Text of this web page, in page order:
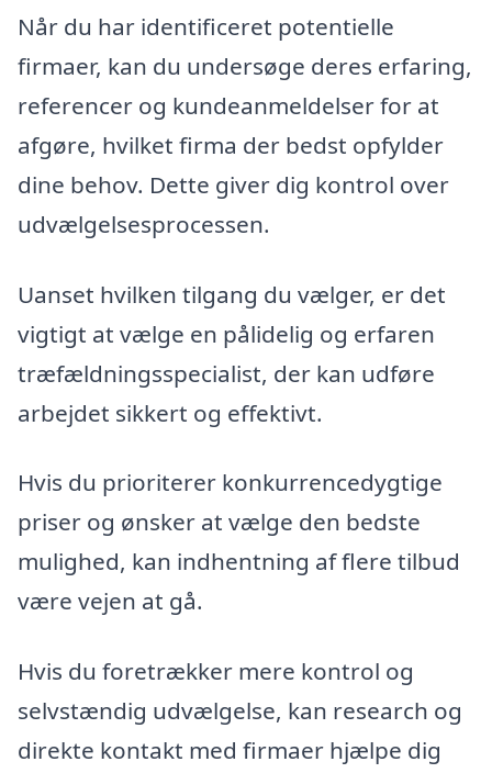
Når du har identificeret potentielle
firmaer, kan du undersøge deres erfaring,
referencer og kundeanmeldelser for at
afgøre, hvilket firma der bedst opfylder
dine behov. Dette giver dig kontrol over
udvælgelsesprocessen.
Uanset hvilken tilgang du vælger, er det
vigtigt at vælge en pålidelig og erfaren
træfældningsspecialist, der kan udføre
arbejdet sikkert og effektivt.
Hvis du prioriterer konkurrencedygtige
priser og ønsker at vælge den bedste
mulighed, kan indhentning af flere tilbud
være vejen at gå.
Hvis du foretrækker mere kontrol og
selvstændig udvælgelse, kan research og
direkte kontakt med firmaer hjælpe dig